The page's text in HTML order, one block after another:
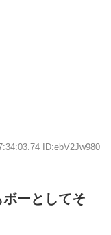
ID:ebV2Jw980
ーとしてそ